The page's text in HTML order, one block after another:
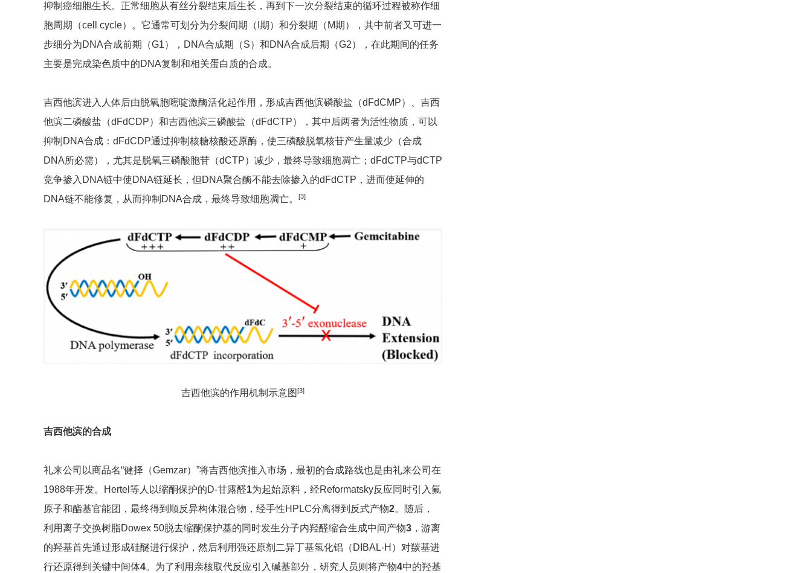
抑制癌细胞生长。正常细胞从有丝分裂结束后生长，再到下一次分裂结束的循环过程被称作细
胞周期（cell cycle）。它通常可划分为分裂间期（I期）和分裂期（M期），其中前者又可进一
步细分为DNA合成前期（G1），DNA合成期（S）和DNA合成后期（G2），在此期间的任务
主要是完成染色质中的DNA复制和相关蛋白质的合成。
吉西他滨进入人体后由脱氧胞嘧啶激酶活化起作用，形成吉西他滨磷酸盐（dFdCMP）、吉西
他滨二磷酸盐（dFdCDP）和吉西他滨三磷酸盐（dFdCTP），其中后两者为活性物质，可以
抑制DNA合成：dFdCDP通过抑制核糖核酸还原酶，使三磷酸脱氧核苷产生量减少（合成
DNA所必需），尤其是脱氧三磷酸胞苷（dCTP）减少，最终导致细胞凋亡；dFdCTP与dCTP
竞争掺入DNA链中使DNA链延长，但DNA聚合酶不能去除掺入的dFdCTP，进而使延伸的
DNA链不能修复，从而抑制DNA合成，最终导致细胞凋亡。
[3]
吉西他滨的作用机制示意图 [3]
吉西他滨的合成
礼来公司以商品名“健择（Gemzar）”将吉西他滨推入市场，最初的合成路线也是由礼来公司在
1988年开发。Hertel等人以缩酮保护的D-甘露醛1为起始原料，经Reformatsky反应同时引入氟
原子和酯基官能团，最终得到顺反异构体混合物，经手性HPLC分离得到反式产物2。随后，
利用离子交换树脂Dowex 50脱去缩酮保护基的同时发生分子内羟醛缩合生成中间产物3 ，游离
的羟基首先通过形成硅醚进行保护，然后利用强还原剂二异丁基氢化铝（DIBAL-H）对羰基进
行还原得到关键中间体4。为了利用亲核取代反应引入碱基部分，研究人员则将产物4中的羟基